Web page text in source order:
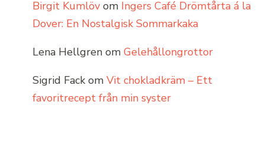
Birgit Kumlöv om Ingers Café Drömtårta á la
Dover: En Nostalgisk Sommarkaka
Lena Hellgren om Gelehållongrottor
Sigrid Fack om Vit chokladkräm – Ett
favoritrecept från min syster